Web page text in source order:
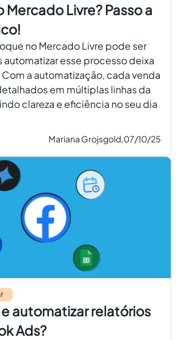
Livre? Passo a
no Mercado Livre pode ser
automatizar esse processo deixa
a automatização, cada venda
em múltiplas linhas da
clareza e eficiência no seu dia
Mariana Grojsgold,07/10/25
automatizar relatórios
Ads?